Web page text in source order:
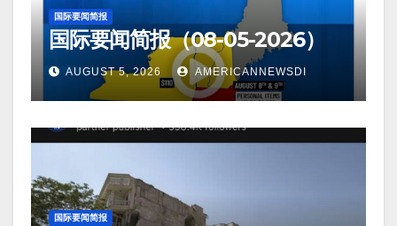
国际要闻简报
国际要闻简报（08-05-2026）
AUGUST 5, 2026 AMERICANNEWSDI
国际要闻简报